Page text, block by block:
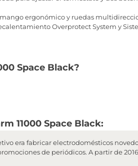
ergonómico y ruedas
Overprotect System y
Space Black?
11000 Space Black:
era fabricar electrodomésticos
de periódicos. A partir de